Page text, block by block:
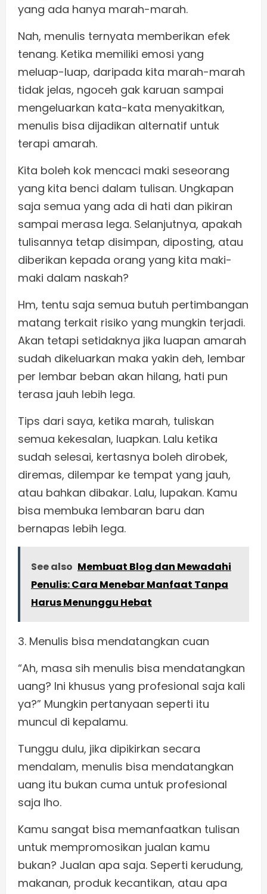
yang ada hanya marah-marah.
Nah, menulis ternyata memberikan efek
tenang. Ketika memiliki emosi yang
meluap-luap, daripada kita marah-marah
tidak jelas, ngoceh gak karuan sampai
mengeluarkan kata-kata menyakitkan,
menulis bisa dijadikan alternatif untuk
terapi amarah.
Kita boleh kok mencaci maki seseorang
yang kita benci dalam tulisan. Ungkapan
saja semua yang ada di hati dan pikiran
sampai merasa lega. Selanjutnya, apakah
tulisannya tetap disimpan, diposting, atau
diberikan kepada orang yang kita maki-
maki dalam naskah?
Hm, tentu saja semua butuh pertimbangan
matang terkait risiko yang mungkin terjadi.
Akan tetapi setidaknya jika luapan amarah
sudah dikeluarkan maka yakin deh, lembar
per lembar beban akan hilang, hati pun
terasa jauh lebih lega.
Tips dari saya, ketika marah, tuliskan
semua kekesalan, luapkan. Lalu ketika
sudah selesai, kertasnya boleh dirobek,
diremas, dilempar ke tempat yang jauh,
atau bahkan dibakar. Lalu, lupakan. Kamu
bisa membuka lembaran baru dan
bernapas lebih lega.
See also Membuat Blog dan Mewadahi
Penulis: Cara Menebar Manfaat Tanpa
Harus Menunggu Hebat
3. Menulis bisa mendatangkan cuan
“Ah, masa sih menulis bisa mendatangkan
uang? Ini khusus yang profesional saja kali
ya?” Mungkin pertanyaan seperti itu
muncul di kepalamu.
Tunggu dulu, jika dipikirkan secara
mendalam, menulis bisa mendatangkan
uang itu bukan cuma untuk profesional
saja lho.
Kamu sangat bisa memanfaatkan tulisan
untuk mempromosikan jualan kamu
bukan? Jualan apa saja. Seperti kerudung,
makanan, produk kecantikan, atau apa